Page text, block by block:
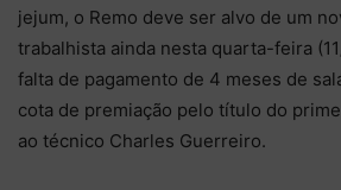
jejum, o Remo deve ser alvo de um
trabalhista ainda nesta quarta-feira
falta de pagamento de 4 meses de
cota de premiação pelo título do
ao técnico Charles Guerreiro.